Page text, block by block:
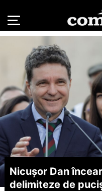
Nicușor Dan
delimiteze de